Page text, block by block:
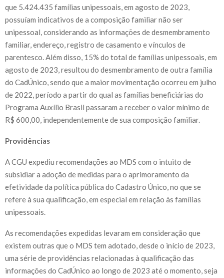
que 5.424.435 famílias unipessoais, em agosto de 2023,
possuíam indicativos de a composição familiar não ser
unipessoal, considerando as informações de desmembramento
familiar, endereço, registro de casamento e vínculos de
parentesco. Além disso, 15% do total de famílias unipessoais, em
agosto de 2023, resultou do desmembramento de outra família
do CadÚnico, sendo que a maior movimentação ocorreu em julho
de 2022, período a partir do qual as famílias be­neficiárias do
Programa Auxílio Brasil passaram a receber o valor mínimo de
R$ 600,00, independentemente de sua composição familiar.
Providências
A CGU expediu recomendações ao MDS com o intuito de
subsidiar a adoção de medidas para o aprimoramento da
efetividade da política pública do Cadastro Único, no que se
refere à sua qualificação, em especial em relação às famílias
unipessoais.
As recomendações expedidas levaram em consideração que
existem outras que o MDS tem adotado, desde o início de 2023,
uma série de providências relacionadas à qualificação das
informações do CadÚnico ao longo de 2023 até o momento, seja